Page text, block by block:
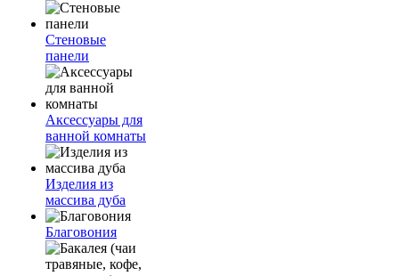
Стеновые
панели
Аксессуары для
ванной комнаты
Изделия из
массива дуба
Благовония